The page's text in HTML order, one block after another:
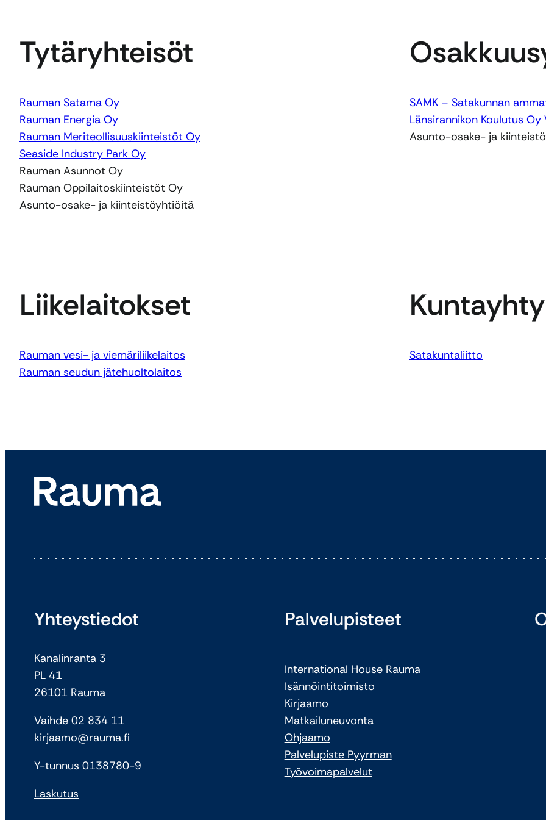
Tytäryhteisöt
Rauman Satama Oy
Rauman Energia Oy
Rauman Meriteollisuuskiinteistöt Oy
Seaside Industry Park Oy
Rauman Asunnot Oy
Rauman Oppilaitoskiinteistöt Oy
Asunto-osake- ja kiinteistöyhtiöitä
SAMK – Satakunnan
Länsirannikon Koulutus Oy
Asunto-osake- ja
Liikelaitokset
Rauman vesi- ja viemäriliikelaitos
Rauman seudun jätehuoltolaitos
Satakuntaliitto
Yhteystiedot
Kanalinranta 3
PL 41
26101 Rauma
Vaihde 02 834 11
kirjaamo@rauma.fi
Y-tunnus 0138780-9
Laskutus
Palvelupisteet
International House Rauma
Isännöintitoimisto
Kirjaamo
Matkailuneuvonta
Ohjaamo
Palvelupiste Pyyrman
Työvoimapalvelut